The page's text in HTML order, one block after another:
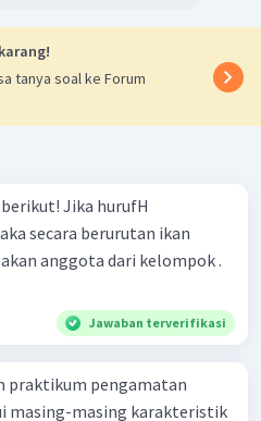
tanya soal ke Forum
hurufH
secara berurutan ikan
anggota dari kelompok .
Jawaban terverifikasi
praktikum pengamatan
masing-masing karakteristik